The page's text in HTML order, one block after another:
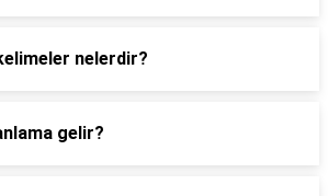
nelerdir?
gelir?